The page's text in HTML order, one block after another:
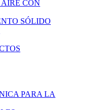
CON
SÓLIDO
PARA LA